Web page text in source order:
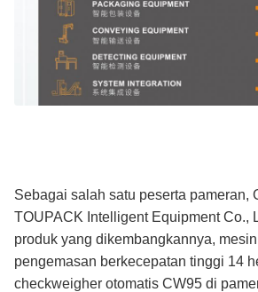
Sebagai salah satu peserta pameran,
TOUPACK Intelligent Equipment Co.,
produk yang dikembangkannya,
pengemasan berkecepatan tinggi 14
checkweigher otomatis CW95 di